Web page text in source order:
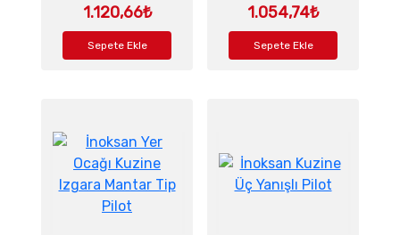
1.120,66₺
Sepete Ekle
1.054,74₺
Sepete Ekle